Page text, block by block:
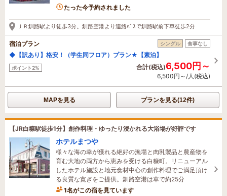
6名がこの宿を見ています
たった今予約されました
ＪＲ釧路駅より徒歩3分。釧路空港より連絡ﾊﾞｽで釧路駅前下車徒歩2分
宿泊プラン シングル 食事なし
◆【訳あり】格安！（学生同フロア）プラン★【素泊】
ポイント2% 合計(税込)6,500円～
6,500円～/人(税込)
MAPを見る プランを見る(12件)
【JR白糠駅徒歩1分】創作料理・ゆったり浸かれる大浴場が好評です
ホテルまつや
様々な海の幸が獲れる絶好の漁場と肉乳製品と農産物を
育む大地の両方から恵みを受ける白糠町。リニューアル
したホテル施設と地元食材中心の創作料理でご満足頂け
る良質な寛ぎをご提供。釧路空港は車で約25分
1名がこの宿を見ています